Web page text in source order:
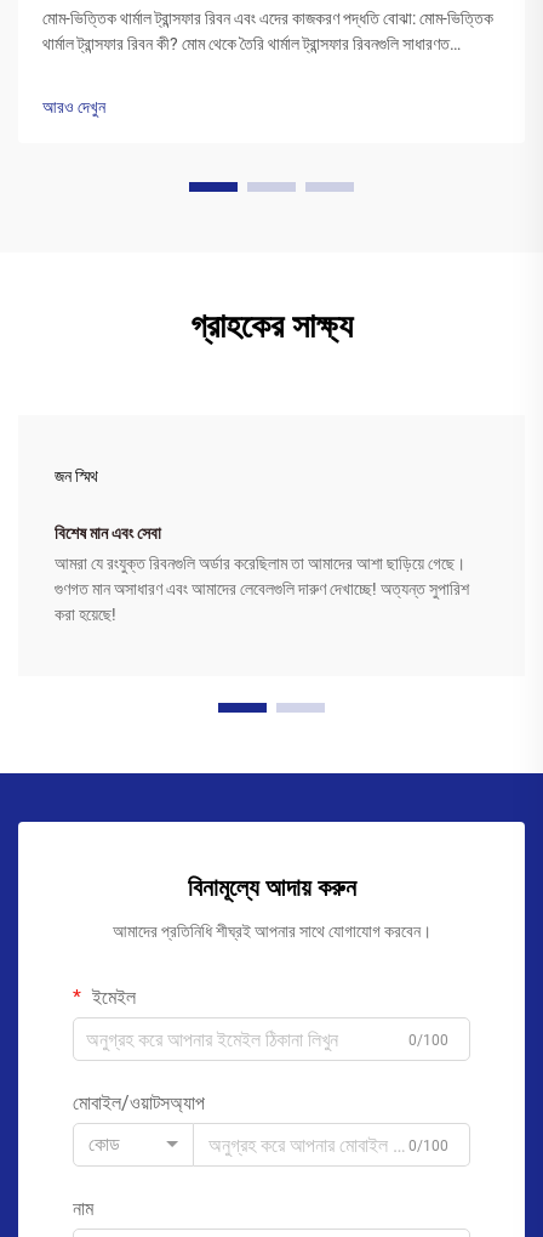
মোম-ভিত্তিক থার্মাল ট্রান্সফার রিবন এবং এদের কাজকরণ পদ্ধতি বোঝা: মোম-ভিত্তিক
থার্মাল ট্রান্সফার রিবন কী? মোম থেকে তৈরি থার্মাল ট্রান্সফার রিবনগুলি সাধারণত
আরও দেখুন
গ্রাহকের সাক্ষ্য
জন স্মিথ
বিশেষ মান এবং সেবা
আমরা যে রংযুক্ত রিবনগুলি অর্ডার করেছিলাম তা আমাদের আশা ছাড়িয়ে গেছে।
গুণগত মান অসাধারণ এবং আমাদের লেবেলগুলি দারুণ দেখাচ্ছে! অত্যন্ত সুপারিশ
করা হয়েছে!
বিনামূল্যে আদায় করুন
আমাদের প্রতিনিধি শীঘ্রই আপনার সাথে যোগাযোগ করবেন।
ইমেইল
0/100
মোবাইল/ওয়াটসঅ্যাপ
কোড
0/100
নাম